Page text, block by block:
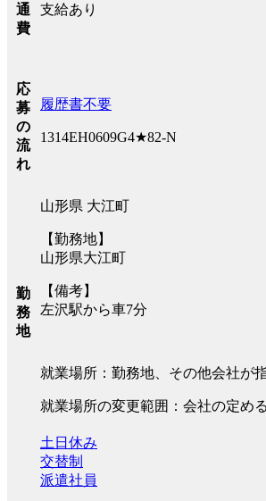
通
費
支給あり
応
募
の
流
れ
履歴書不要
1314EH0609G4★82-N
勤
務
地
山形県 大江町
【勤務地】
山形県大江町
【備考】
左沢駅から車7分
就業場所：勤務地、その他会社が
就業場所の変更範囲：会社の定め
土日休み
交替制
派遣社員